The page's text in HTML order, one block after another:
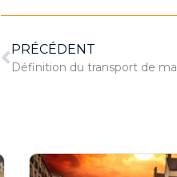
PRÉCÉDENT
Définition du transport de